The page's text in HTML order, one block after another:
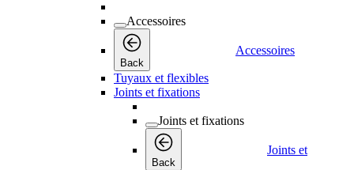
Accessoires
Back
Accessoires
Tuyaux et flexibles
Joints et fixations
Joints et fixations
Back
Joints et